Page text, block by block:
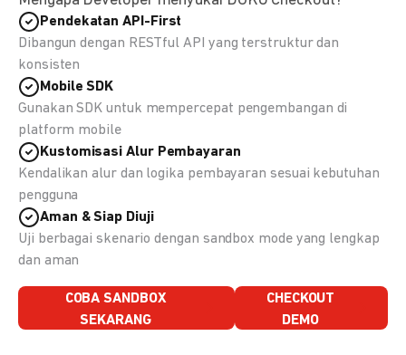
Pendekatan API-First
Dibangun dengan RESTful API yang terstruktur dan
konsisten
Mobile SDK
Gunakan SDK untuk mempercepat pengembangan di
platform mobile
Kustomisasi Alur Pembayaran
Kendalikan alur dan logika pembayaran sesuai kebutuhan
pengguna
Aman & Siap Diuji
Uji berbagai skenario dengan sandbox mode yang lengkap
dan aman
COBA SANDBOX
SEKARANG
CHECKOUT
DEMO